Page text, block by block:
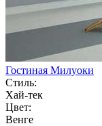
Гостиная Милуоки
Стиль:
Хай-тек
Цвет:
Венге